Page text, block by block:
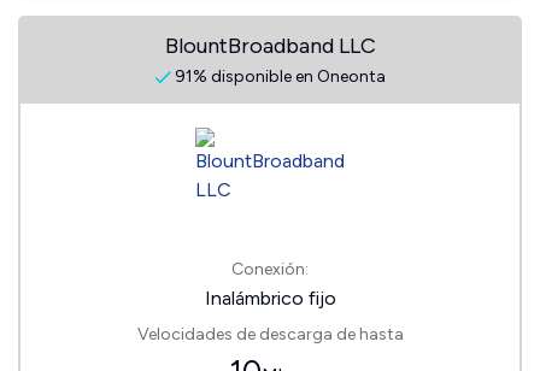
BlountBroadband LLC
91% disponible en Oneonta
Conexión:
Inalámbrico fijo
Velocidades de descarga de hasta